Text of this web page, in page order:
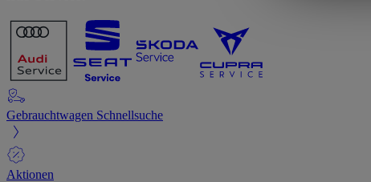
Gebrauchtwagen Schnellsuche
Aktionen